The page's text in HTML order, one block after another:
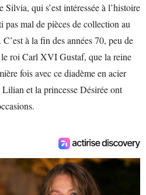
qui s’est intéressée à l’histoire
mal de pièces de collection au
à la fin des années 70, peu de
le roi Carl XVI Gustaf, que la reine
fois avec ce diadème en acier
et la princesse Désirée ont